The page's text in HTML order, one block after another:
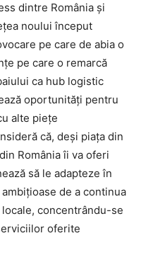
dintre România şi
noului început
pe care de abia o
pe care o remarcă
ca hub logistic
oportunităţi pentru
alte pieţe
că, deşi piaţa din
România îi va oferi
să le adapteze în
de a continua
concentrându-se
oferite